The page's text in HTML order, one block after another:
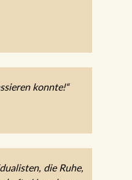
konnte!“
die Ruhe,